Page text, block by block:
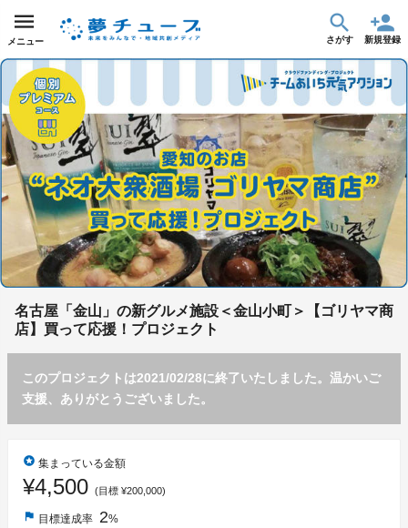
メニュー さがす 新規登録
名古屋「金山」の新グルメ施設＜金山小町＞【ゴリヤマ商
店】買って応援！プロジェクト
このプロジェクトは2021/02/28に終了いたしました。温かいご
支援、ありがとうございました。
stars 集まっている金額
¥4,500 (目標 ¥200,000)
flag 目標達成率 2%